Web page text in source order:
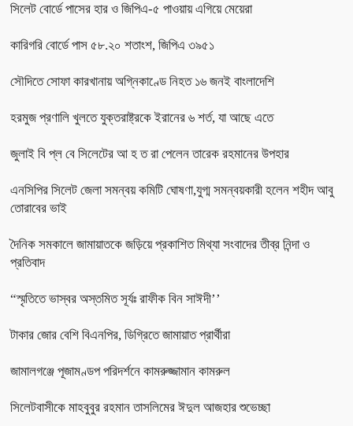
সিলেট বোর্ডে পাসের হার ও জিপিএ-৫ পাওয়ায় এগিয়ে মেয়েরা
কারিগরি বোর্ডে পাস ৫৮.২০ শতাংশ, জিপিএ ৩৯৫১
সৌদিতে সোফা কারখানায় অগ্নিকাণ্ডে নিহত ১৬ জনই বাংলাদেশি
হরমুজ প্রণালি খুলতে যুক্তরাষ্ট্রকে ইরানের ৬ শর্ত, যা আছে এতে
জুলাই বি প্ল বে সিলেটের আ হ ত রা পেলেন তারেক রহমানের উপহার
এনসিপির সিলেট জেলা সমন্বয় কমিটি ঘোষণা,যুগ্ম সমন্বয়কারী হলেন শহীদ আবু
তোরাবের ভাই
দৈনিক সমকালে জামায়াতকে জড়িয়ে প্রকাশিত মিথ্যা সংবাদের তীব্র নিন্দা ও
প্রতিবাদ
“স্মৃতিতে ভাস্বর অস্তমিত সূর্যঃ রাফীক বিন সাঈদী’’
টাকার জোর বেশি বিএনপির, ডিগ্রিতে জামায়াত প্রার্থীরা
জামালগঞ্জে পূজামণ্ডপ পরিদর্শনে কামরুজ্জামান কামরুল
সিলেটবাসীকে মাহবুবুর রহমান তাসলিমের ঈদুল আজহার শুভেচ্ছা